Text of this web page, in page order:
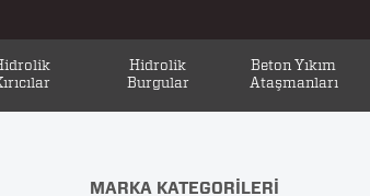
Hidrolik
Burgular
Beton Yıkım
Ataşmanları
MARKA KATEGORILERI